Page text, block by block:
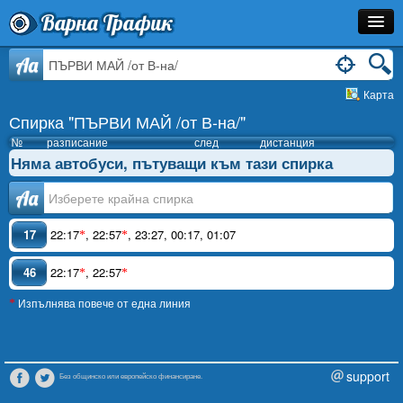
Варна Трафик
Спирка
Разписание
Как Да Стигна?
Инфо
Aa
Карта
Спирка "ПЪРВИ МАЙ /от В-на/"
№ разписание след дистанция
Няма автобуси, пътуващи към тази спирка
Аа
17 22:17*, 22:57*, 23:27, 00:17, 01:07
46 22:17*, 22:57*
* Изпълнява повече от една линия
Без общинско или европейско финансиране. support